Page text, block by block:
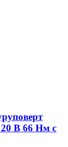
В 66 Нм с